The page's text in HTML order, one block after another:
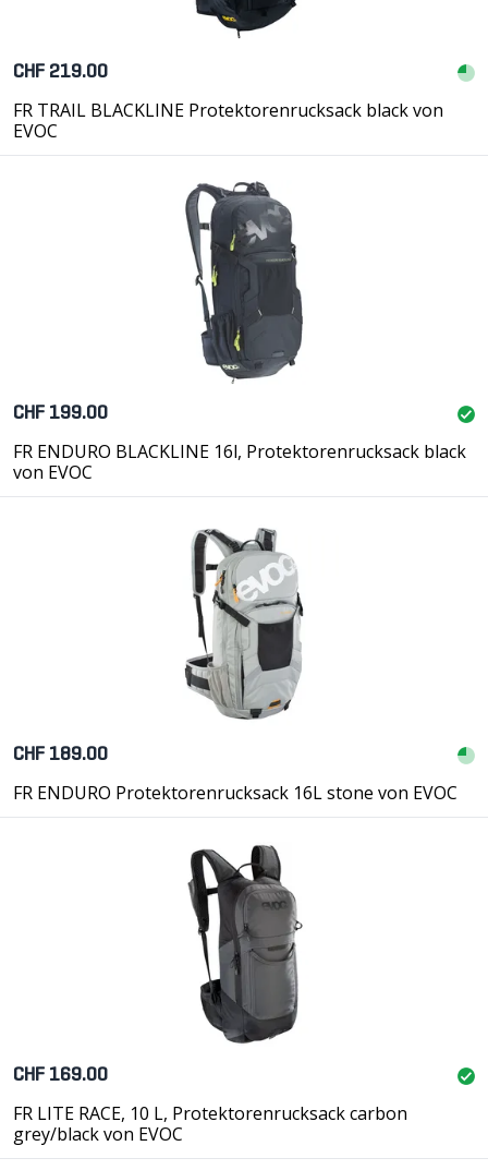
CHF 219.00
FR TRAIL BLACKLINE Protektorenrucksack black von
EVOC
CHF 199.00
FR ENDURO BLACKLINE 16l, Protektorenrucksack black
von EVOC
CHF 189.00
FR ENDURO Protektorenrucksack 16L stone von EVOC
CHF 169.00
FR LITE RACE, 10 L, Protektorenrucksack carbon
grey/black von EVOC